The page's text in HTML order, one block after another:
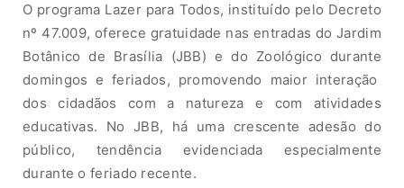
O programa Lazer para Todos, instituído pelo Decreto
nº 47.009, oferece gratuidade nas entradas do Jardim
Botânico de Brasília (JBB) edo Zoológico durante
domingos e feriados, promovendo maior interação
dos cidadãos com a natureza e com atividades
educativas. No JBB, há uma crescente adesão do
público, tendência evidenciada especialmente
durante o feriado recente.